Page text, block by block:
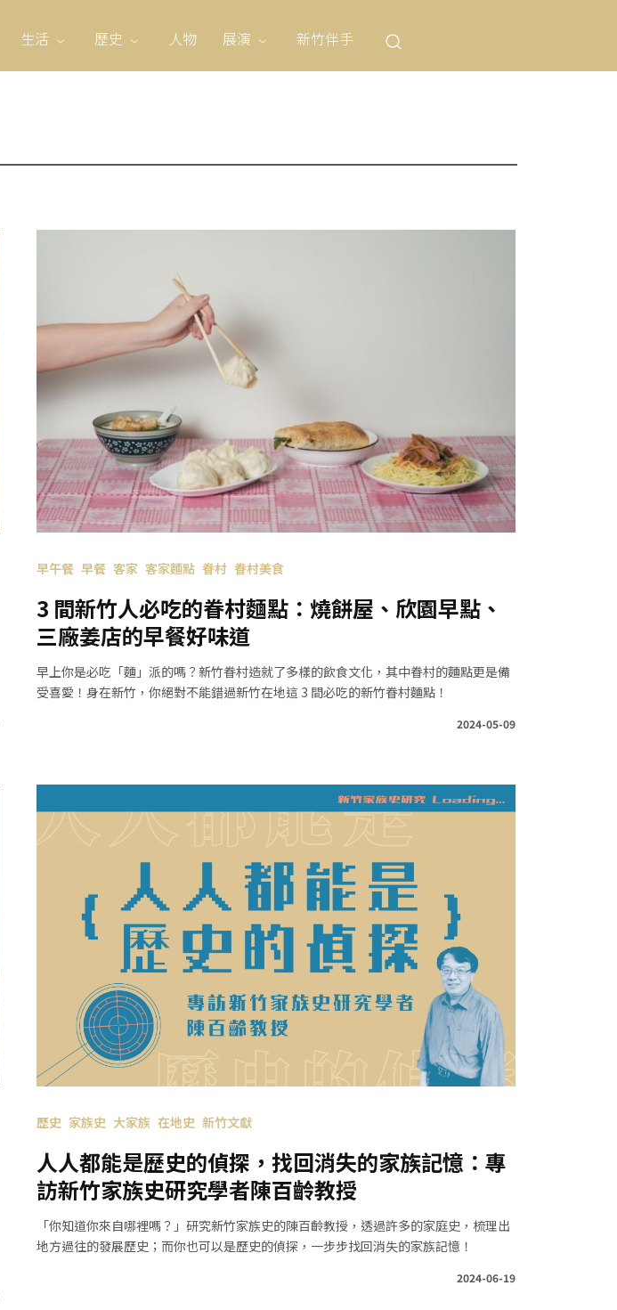
生活 歷史 人物 展演 新竹伴手
早午餐 早餐 客家 客家麵點 眷村 眷村美食
3 間新竹人必吃的眷村麵點：燒餅屋、欣園早點、
三廠姜店的早餐好味道
早上你是必吃「麵」派的嗎？新竹眷村造就了多樣的飲食文化，其中眷村的麵點更是備
受喜愛！身在新竹，你絕對不能錯過新竹在地這 3 間必吃的新竹眷村麵點！
2024-05-09
歷史 家族史 大家族 在地史 新竹文獻
人人都能是歷史的偵探，找回消失的家族記憶：專
訪新竹家族史研究學者陳百齡教授
「你知道你來自哪裡嗎？」研究新竹家族史的陳百齡教授，透過許多的家庭史，梳理出
地方過往的發展歷史；而你也可以是歷史的偵探，一步步找回消失的家族記憶！
2024-06-19